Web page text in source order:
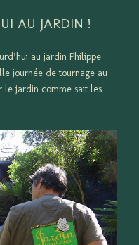
AU JARDIN !
au jardin Philippe
journée de tournage au
le jardin comme sait les